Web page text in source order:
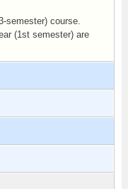
semester) course.
(1st semester) are